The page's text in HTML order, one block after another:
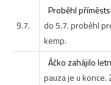
9.7.
Proběhl
do 5.7. proběhl
kemp.
Áčko zahájilo
pauza je u konce.